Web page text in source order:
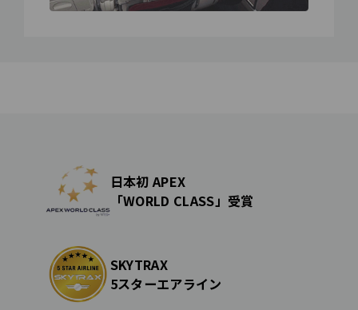
日本初 APEX
「WORLD CLASS」受賞
SKYTRAX
5スターエアライン